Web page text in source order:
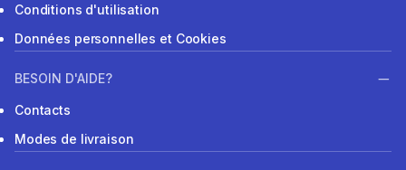
Conditions d'utilisation
Données personnelles et Cookies
BESOIN D'AIDE?
Contacts
Modes de livraison